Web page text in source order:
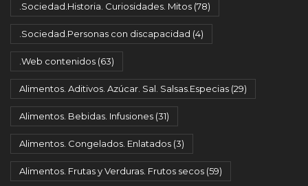
.Sociedad.Historia. Curiosidades. Mitos (78)
.Sociedad.Personas con discapacidad (4)
.Web contenidos (63)
Alimentos. Aditivos. Azúcar. Sal. Salsas.Especias (29)
Alimentos. Bebidas. Infusiones (31)
Alimentos. Congelados. Enlatados (3)
Alimentos. Frutas y Verduras. Frutos secos (59)